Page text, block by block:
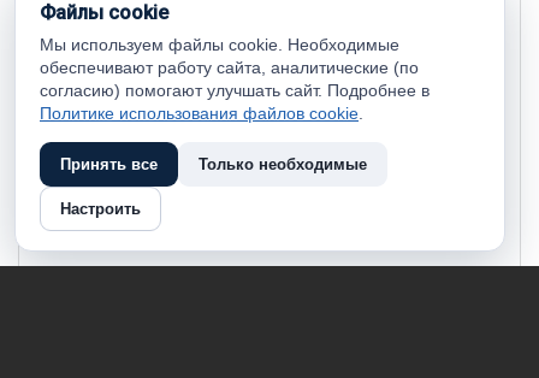
Файлы cookie
Мы используем файлы cookie. Необходимые
обеспечивают работу сайта, аналитические (по
согласию) помогают улучшать сайт. Подробнее в
Политике использования файлов cookie
Принять все Только необходимые
Настроить